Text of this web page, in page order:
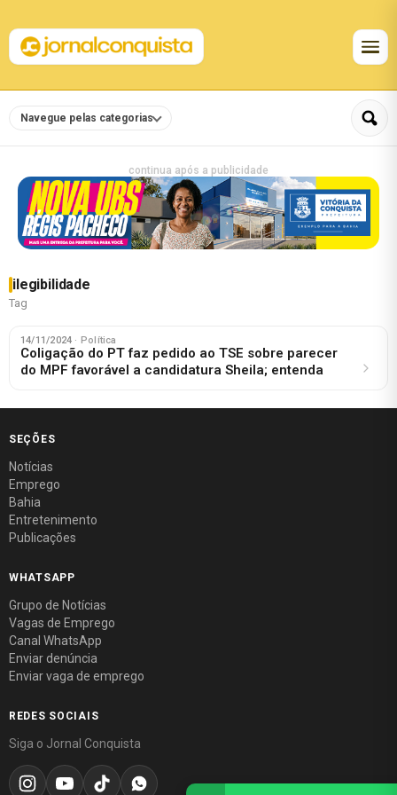
Navegue pelas categorias
continua após a publicidade
ilegibilidade
Tag
14/11/2024 · Política
Coligação do PT faz pedido ao TSE sobre parecer
do MPF favorável a candidatura Sheila; entenda
SEÇÕES
Notícias
Emprego
Bahia
Entretenimento
Publicações
WHATSAPP
Grupo de Notícias
Vagas de Emprego
Canal WhatsApp
Enviar denúncia
Enviar vaga de emprego
REDES SOCIAIS
Siga o Jornal Conquista